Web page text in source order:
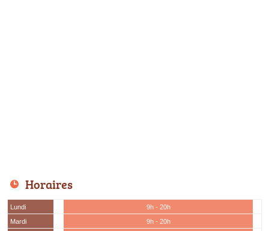
Horaires
Lundi
9h - 20h
Mardi
9h - 20h